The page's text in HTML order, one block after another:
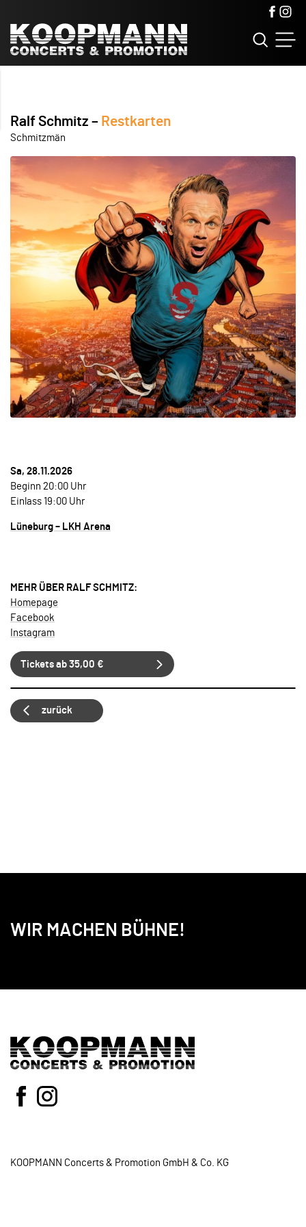
Ralf Schmitz Restkarten
Schmitzmän
Sa, 28.11.2026
Beginn 20:00 Uhr
Einlass 19:00 Uhr
Lüneburg – LKH Arena
MEHR ÜBER RALF SCHMITZ:
Homepage
Facebook
Instagram
Tickets ab 35,00 €
zurück
WIR MACHEN BÜHNE!
KOOPMANN Concerts & Promotion GmbH & Co. KG